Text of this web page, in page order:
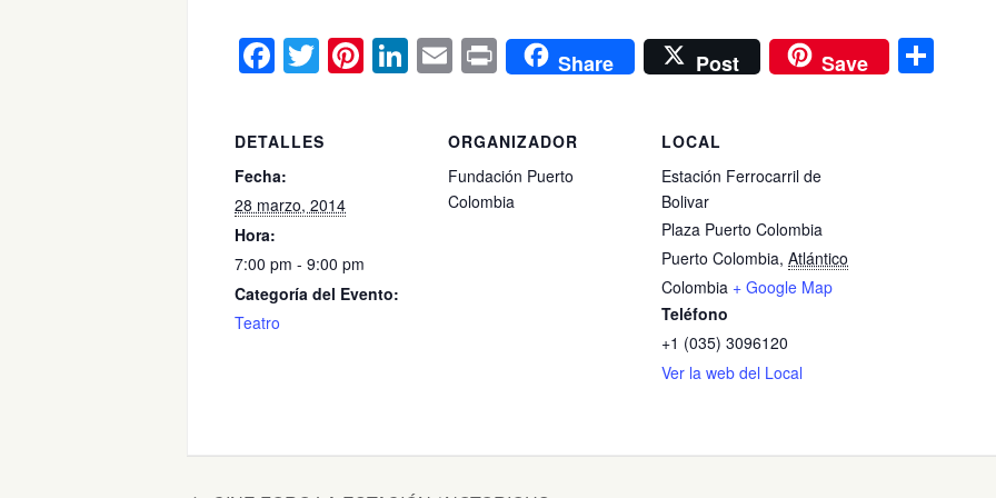
Facebook
Twitter
Pinterest
LinkedIn
Email
PrintShare Post Save
DETALLES
Fecha:
28 marzo, 2014
Hora:
7:00 pm - 9:00 pm
Categoría del Evento:
Teatro
ORGANIZADOR
Fundación Puerto
Colombia
LOCAL
Estación Ferrocarril de
Bolivar
Plaza Puerto Colombia
Puerto Colombia, Atlántico
Colombia + Google Map
Teléfono
+1 (035) 3096120
Ver la web del Local